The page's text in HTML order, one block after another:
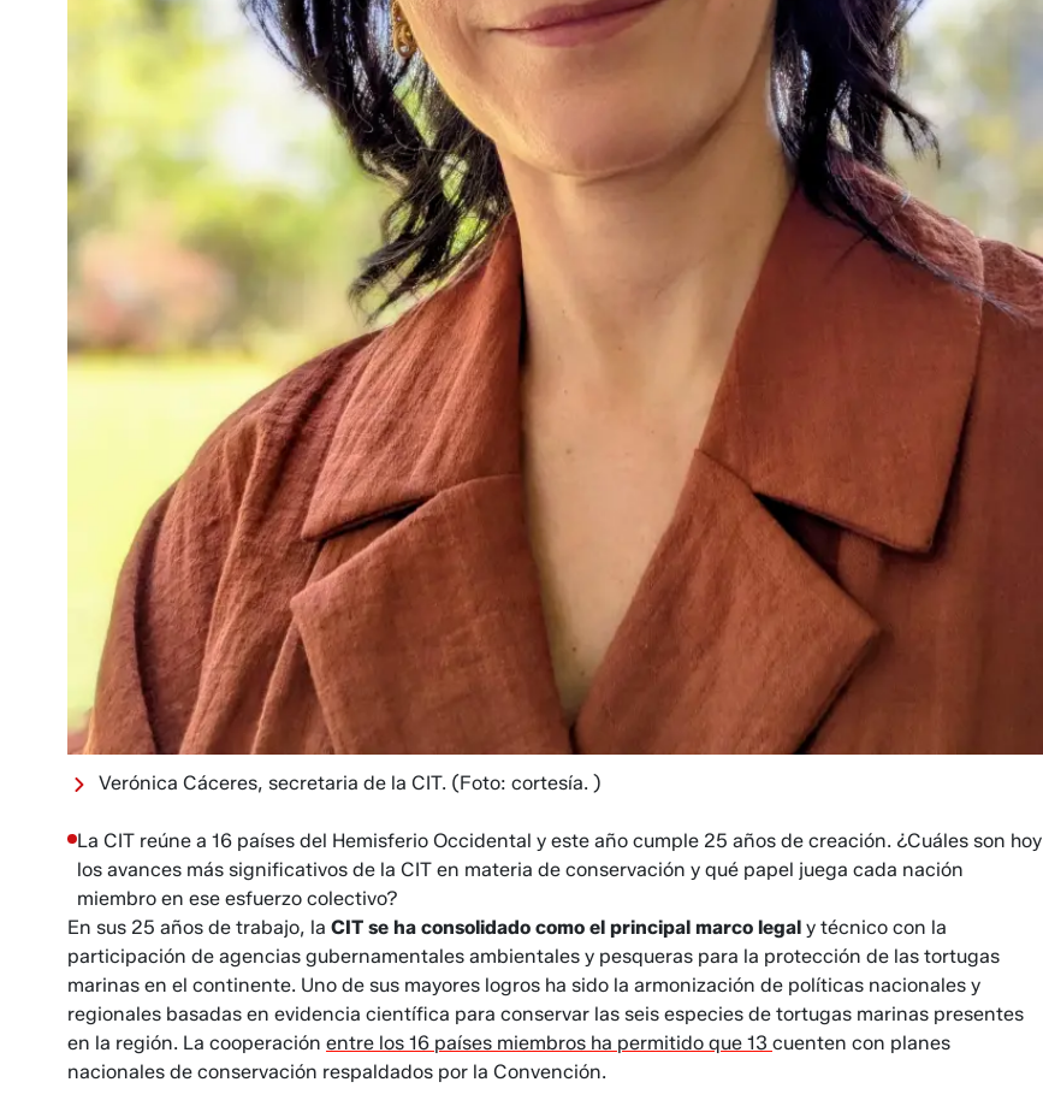
Verónica Cáceres, secretaria de la CIT. (Foto: cortesía. )
La CIT reúne a 16 países del Hemisferio Occidental y este año cumple 25 años de creación. ¿Cuáles son hoy
los avances más significativos de la CIT en materia de conservación y qué papel juega cada nación
miembro en ese esfuerzo colectivo?
En sus 25 años de trabajo, la CIT se ha consolidado como el principal marco legal y técnico con la
participación de agencias gubernamentales ambientales y pesqueras para la protección de las tortugas
marinas en el continente. Uno de sus mayores logros ha sido la armonización de políticas nacionales y
regionales basadas en evidencia científica para conservar las seis especies de tortugas marinas presentes
en la región. La cooperación entre los 16 países miembros ha permitido que 13 cuenten con planes
nacionales de conservación respaldados por la Convención.